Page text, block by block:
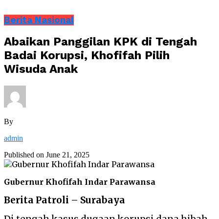
Berita Nasional
Abaikan Panggilan KPK di Tengah
Badai Korupsi, Khofifah Pilih
Wisuda Anak
By
admin
Published on June 21, 2025
Gubernur Khofifah Indar Parawansa
Berita Patroli – Surabaya